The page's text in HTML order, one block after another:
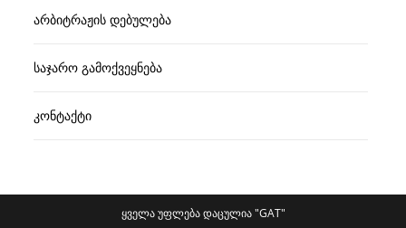
არბიტრაჟის დებულება
საჯარო გამოქვეყნება
კონტაქტი
ყველა უფლება დაცულია "GAT"